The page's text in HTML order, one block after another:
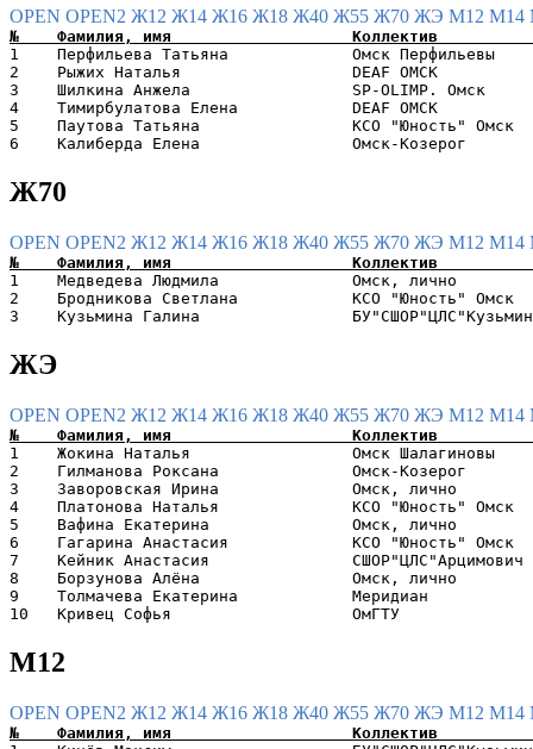
OPEN OPEN2 Ж12 Ж14 Ж16 Ж18 Ж40 Ж55 Ж70 ЖЭ М12 М14
1    Перфильева Татьяна             Омск
2    Рыжих Наталья                  DEAF ОМСК
3    Шилкина Анжела                 SP-OLIMP.
4    Тимирбулатова Елена            DEAF ОМСК
5    Паутова Татьяна                КСО "Юность"
Ж70
OPEN OPEN2 Ж12 Ж14 Ж16 Ж18 Ж40 Ж55 Ж70 ЖЭ М12 М14
1    Медведева Людмила              Омск, лично
2    Бродникова Светлана            КСО "Юность"
ЖЭ
OPEN OPEN2 Ж12 Ж14 Ж16 Ж18 Ж40 Ж55 Ж70 ЖЭ М12 М14
1    Жокина Наталья                 Омск
2    Гилманова Роксана              Омск-
3    Заворовская Ирина              Омск, лично
4    Платонова Наталья              КСО "Юность"
5    Вафина Екатерина               Омск, лично
6    Гагарина Анастасия             КСО "Юность"
7    Кейник Анастасия
8    Борзунова Алёна                Омск, лично
9    Толмачева Екатерина            Меридиан
М12
OPEN OPEN2 Ж12 Ж14 Ж16 Ж18 Ж40 Ж55 Ж70 ЖЭ М12 М14